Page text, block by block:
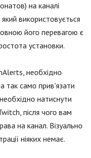
на каналі
використовується
його перевагою є
установки.
необхідно
так само прив'язати
натиснути
після чого вам
на канал. Візуально
ніяких немає.